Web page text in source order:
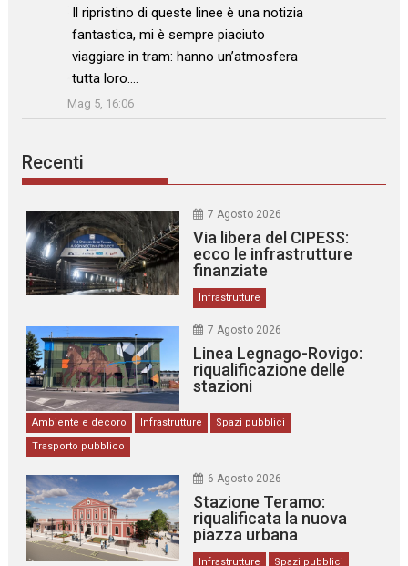
: “
Il ripristino di queste linee è una notizia
fantastica, mi è sempre piaciuto
viaggiare in tram: hanno un’atmosfera
tutta loro.…
”
Mag 5, 16:06
Recenti
7 Agosto 2026
Via libera del CIPESS:
ecco le infrastrutture
finanziate
Infrastrutture
7 Agosto 2026
Linea Legnago-Rovigo:
riqualificazione delle
stazioni
Ambiente e decoro Infrastrutture
Spazi pubblici
Trasporto pubblico
6 Agosto 2026
Stazione Teramo:
riqualificata la nuova
piazza urbana
Infrastrutture Spazi pubblici